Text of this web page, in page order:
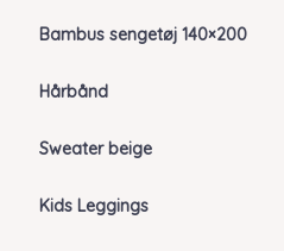
Bambus sengetøj 140×200
Hårbånd
Sweater beige
Kids Leggings